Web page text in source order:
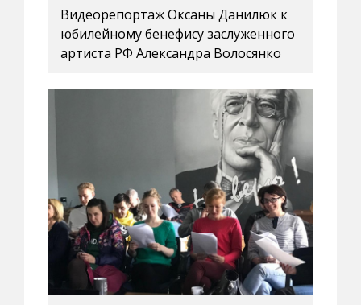
Видеорепортаж Оксаны Данилюк к
юбилейному бенефису заслуженного
артиста РФ Александра Волосянко